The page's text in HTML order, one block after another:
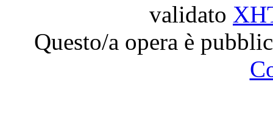
validato
Questo/a opera è